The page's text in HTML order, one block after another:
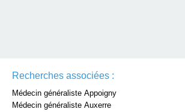
Recherches associées :
Médecin généraliste Appoigny
Médecin généraliste Auxerre